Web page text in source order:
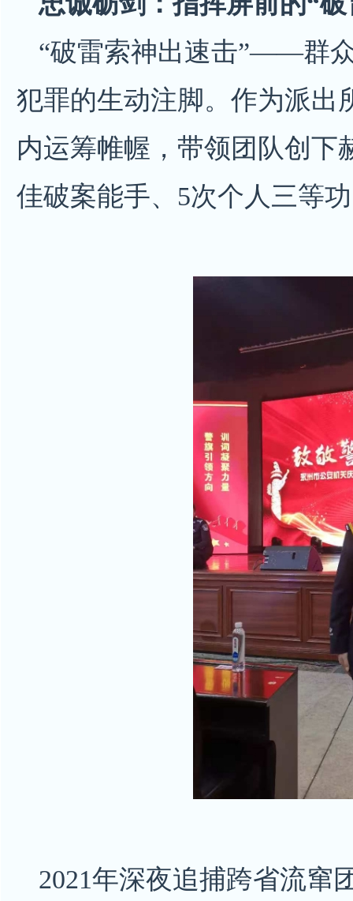
“破雷索神出速击”——群
犯罪的生动注脚。作为派出
内运筹帷幄，带领团队创下
佳破案能手、5次个人三等
2021年深夜追捕跨省流窜